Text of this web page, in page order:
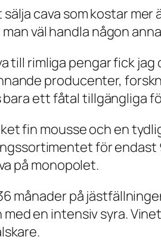
cava som kostar mer
väl handla någon
rimliga pengar fick
producenter,
bara ett fåtal tillgängliga
fin mousse och en
för endast
på monopolet.
månader på
en intensiv syra.